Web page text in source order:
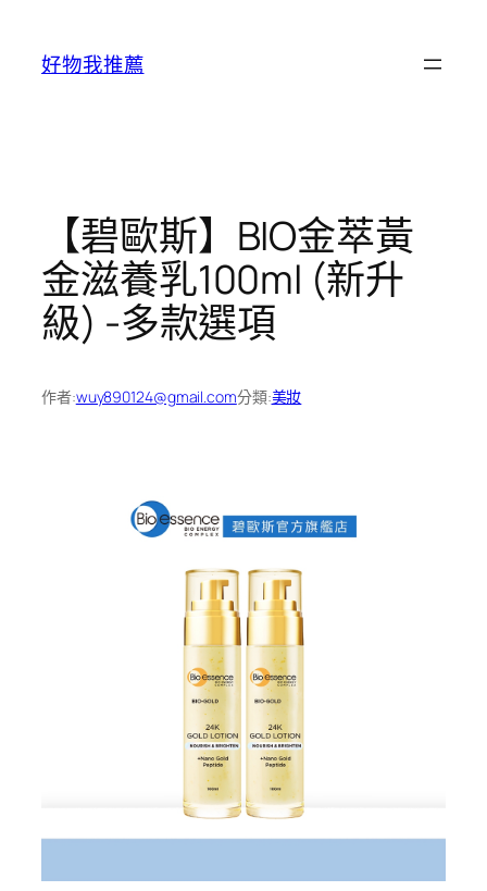
好物我推薦
【碧歐斯】BIO金萃黃
金滋養乳100ml (新升
級) -多款選項
作者:wuy890124@gmail.com分類:美妝